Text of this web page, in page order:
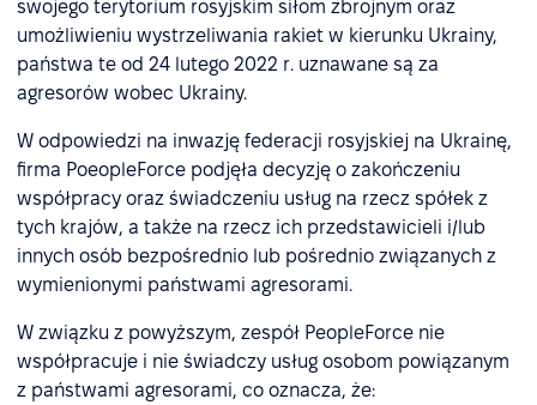
swojego terytorium rosyjskim siłom zbrojnym oraz
umożliwieniu wystrzeliwania rakiet w kierunku Ukrainy,
państwa te od 24 lutego 2022 r. uznawane są za
agresorów wobec Ukrainy.
W odpowiedzi na inwazję federacji rosyjskiej na Ukrainę,
firma PoeopleForce podjęła decyzję o zakończeniu
współpracy oraz świadczeniu usług na rzecz spółek z
tych krajów, a także na rzecz ich przedstawicieli i/lub
innych osób bezpośrednio lub pośrednio związanych z
wymienionymi państwami agresorami.
W związku z powyższym, zespół PeopleForce nie
współpracuje i nie świadczy usług osobom powiązanym
z państwami agresorami, co oznacza, że: